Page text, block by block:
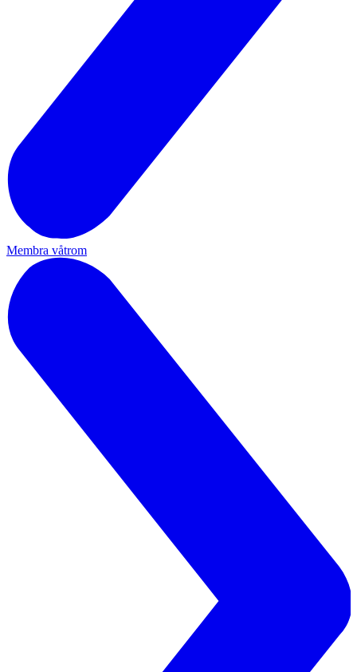
Membra våtrom